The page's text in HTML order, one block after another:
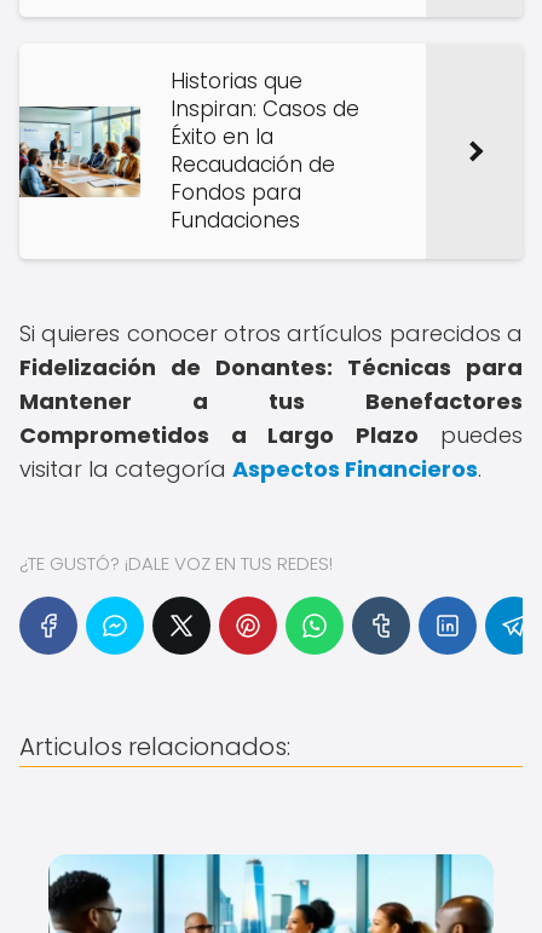
Historias que
Inspiran: Casos de
Éxito en la
Recaudación de
Fondos para
Fundaciones
Si quieres conocer otros artículos parecidos a
Fidelización de Donantes: Técnicas para
Mantener a tus Benefactores
Comprometidos a Largo Plazo puedes
visitar la categoría Aspectos Financieros.
¿TE GUSTÓ? ¡DALE VOZ EN TUS REDES!
Articulos relacionados: